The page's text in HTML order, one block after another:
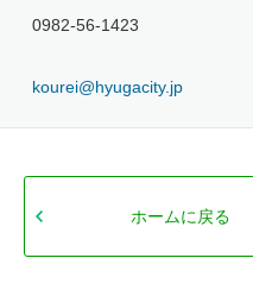
0982-56-1423
kourei@hyugacity.jp
ホームに戻る